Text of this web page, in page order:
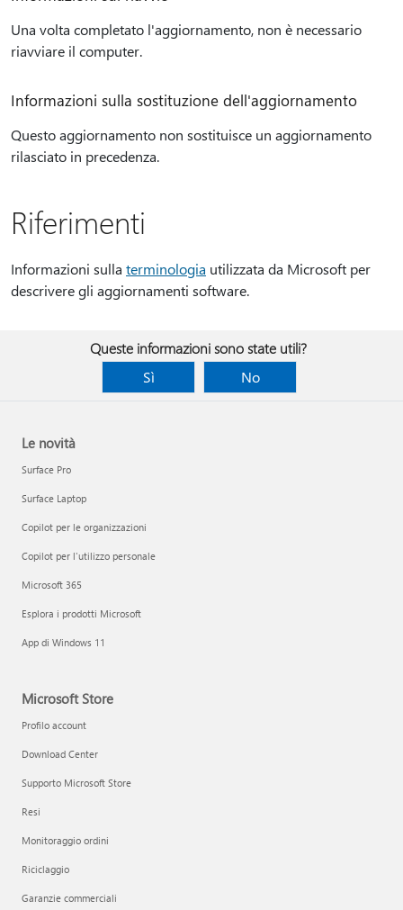
Una volta completato l'aggiornamento, non è necessario
riavviare il computer.
Informazioni sulla sostituzione dell'aggiornamento
Questo aggiornamento non sostituisce un aggiornamento
rilasciato in precedenza.
Riferimenti
Informazioni sulla terminologia utilizzata da Microsoft per
descrivere gli aggiornamenti software.
Queste informazioni sono state utili?
Sì
No
Le novità
Surface Pro
Surface Laptop
Copilot per le organizzazioni
Copilot per l'utilizzo personale
Microsoft 365
Esplora i prodotti Microsoft
App di Windows 11
Microsoft Store
Profilo account
Download Center
Supporto Microsoft Store
Resi
Monitoraggio ordini
Riciclaggio
Garanzie commerciali